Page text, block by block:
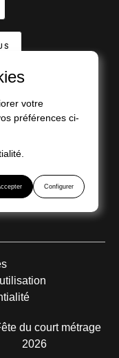
votre
préférences ci-
Configurer
de-France
du court métrage
2026